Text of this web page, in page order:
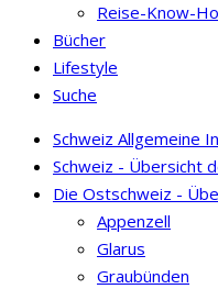
Reise-Know-
Bücher
Lifestyle
Suche
Schweiz Allgemeine
Schweiz - Übersicht
Die Ostschweiz -
Appenzell
Glarus
Graubünden